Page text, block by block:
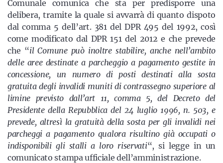
Comunale comunica che sta per predisporre una
delibera, tramite la quale si avvarrà di quanto dispoto
dal comma 5 dell’art. 381 del DPR 495 del 1992, così
come modificato dal DPR 151 del 2012 e che prevede
che “il Comune può inoltre stabilire, anche nell’ambito
delle aree destinate a parcheggio a pagamento gestite in
concessione, un numero di posti destinati alla sosta
gratuita degli invalidi muniti di contrassegno superiore al
limine previsto dall’art 11, comma 5, del Decreto del
Presidente della Repubblica del 24 luglio 1996, n. 503, e
prevede, altresì la gratuità della sosta per gli invalidi nei
parcheggi a pagamento qualora risultino già occupati o
indisponibili gli stalli a loro riservati“, si legge in un
comunicato stampa ufficiale dell’amministrazione.